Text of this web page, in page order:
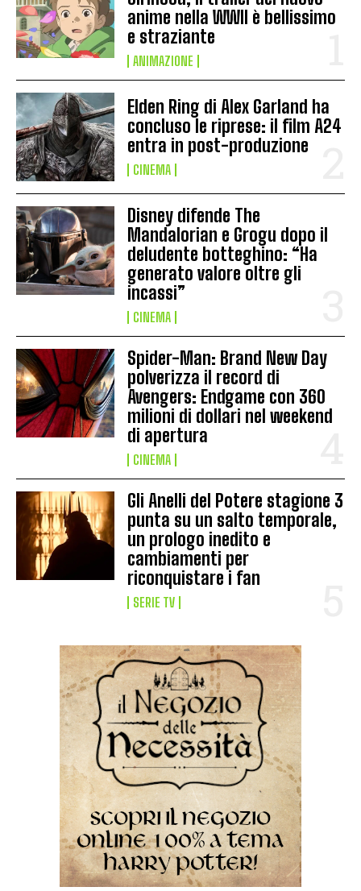
anime nella WWII è bellissimo
e straziante
ANIMAZIONE
Elden Ring di Alex Garland ha
concluso le riprese: il film A24
entra in post-produzione
CINEMA
Disney difende The
Mandalorian e Grogu dopo il
deludente botteghino: “Ha
generato valore oltre gli
incassi”
CINEMA
Spider-Man: Brand New Day
polverizza il record di
Avengers: Endgame con 360
milioni di dollari nel weekend
di apertura
CINEMA
Gli Anelli del Potere stagione 3
punta su un salto temporale,
un prologo inedito e
cambiamenti per
riconquistare i fan
SERIE TV